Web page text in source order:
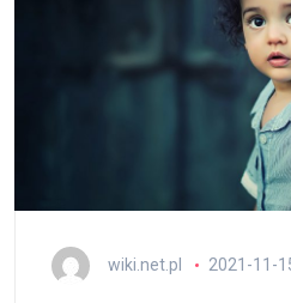
wiki.net.pl 2021-11-